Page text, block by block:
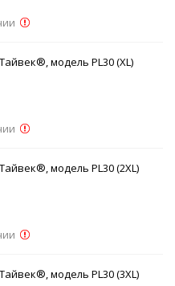
модель PL30 (XL)
модель PL30 (2XL)
модель PL30 (3XL)